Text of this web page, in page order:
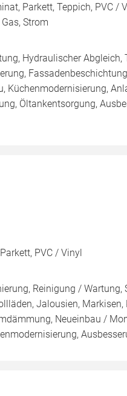
Parkett, Teppich, PVC /
Strom
Hydraulischer Abgleich,
Küchenmodernisierung,
Öltankentsorgung,
PVC / Vinyl
Reinigung / Wartung,
Jalousien, Markisen,
Neueinbau /